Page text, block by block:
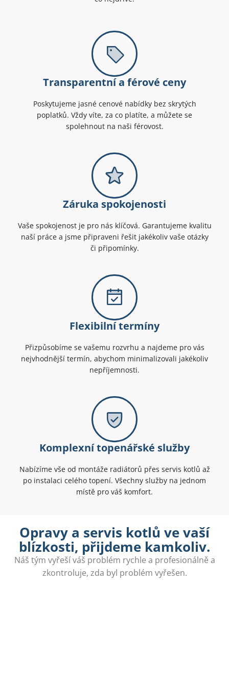
Transparentní a férové ceny
Poskytujeme jasné cenové nabídky bez skrytých
poplatků. Vždy víte, za co platíte, a můžete se
spolehnout na naši férovost.
Záruka spokojenosti
Vaše spokojenost je pro nás klíčová. Garantujeme kvalitu
naší práce a jsme připraveni řešit jakékoliv vaše otázky
či připomínky.
Flexibilní termíny
Přizpůsobíme se vašemu rozvrhu a najdeme pro vás
nejvhodnější termín, abychom minimalizovali jakékoliv
nepříjemnosti.
Komplexní topenářské služby
Nabízíme vše od montáže radiátorů přes servis kotlů až
po instalaci celého topení. Všechny služby na jednom
místě pro váš komfort.
Opravy a servis kotlů ve vaší
blízkosti, přijdeme kamkoliv.
Náš tým vyřeší váš problém rychle a profesionálně a
zkontroluje, zda byl problém vyřešen.